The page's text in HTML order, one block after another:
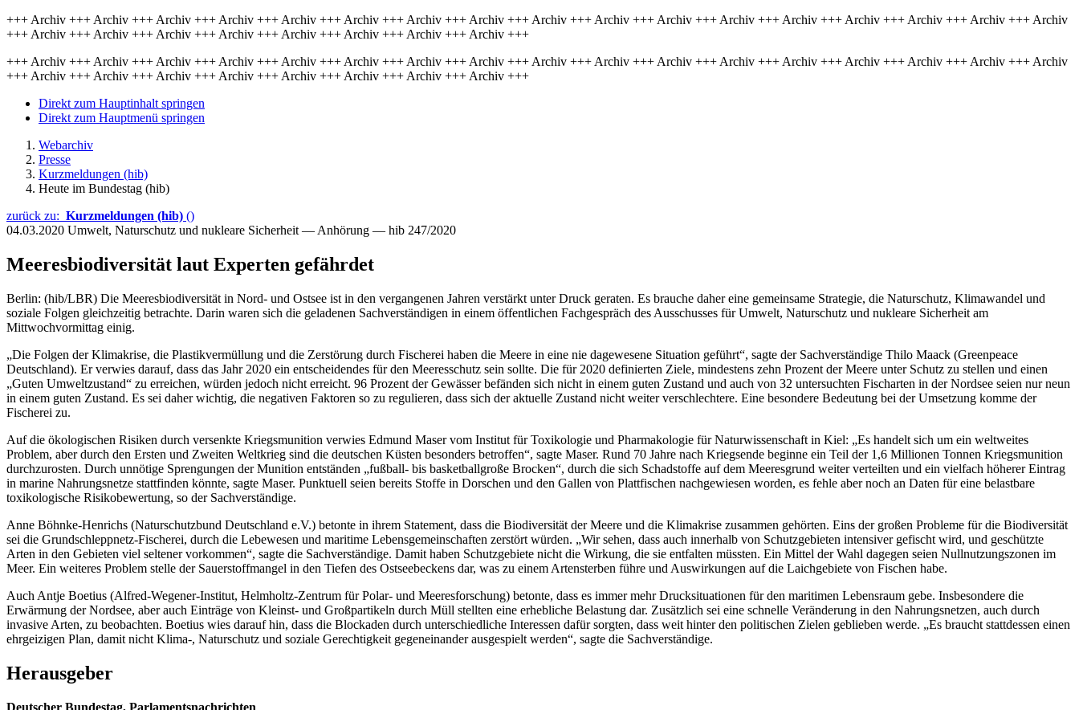
+++ Archiv +++ Archiv +++ Archiv +++ Archiv +++ Archiv +++ Archiv +++ Archiv +++ Archiv +++ Archiv +++ Archiv +++ Archiv +++ Archiv +++ Archiv +++ Archiv +++ Archiv +++ Archiv +++ Archiv
+++ Archiv +++ Archiv +++ Archiv +++ Archiv +++ Archiv +++ Archiv +++ Archiv +++ Archiv +++
+++ Archiv +++ Archiv +++ Archiv +++ Archiv +++ Archiv +++ Archiv +++ Archiv +++ Archiv +++ Archiv +++ Archiv +++ Archiv +++ Archiv +++ Archiv +++ Archiv +++ Archiv +++ Archiv +++ Archiv
+++ Archiv +++ Archiv +++ Archiv +++ Archiv +++ Archiv +++ Archiv +++ Archiv +++ Archiv +++
Direkt zum Hauptinhalt springen
Direkt zum Hauptmenü springen
Webarchiv
Presse
Kurzmeldungen (hib)
Heute im Bundestag (hib)
zurück zu: Kurzmeldungen (hib) ()
04.03.2020 Umwelt, Naturschutz und nukleare Sicherheit — Anhörung — hib 247/2020
Meeresbiodiversität laut Experten gefährdet
Berlin: (hib/LBR) Die Meeresbiodiversität in Nord- und Ostsee ist in den vergangenen Jahren verstärkt unter Druck geraten. Es brauche daher eine gemeinsame Strategie, die Naturschutz, Klimawandel und
soziale Folgen gleichzeitig betrachte. Darin waren sich die geladenen Sachverständigen in einem öffentlichen Fachgespräch des Ausschusses für Umwelt, Naturschutz und nukleare Sicherheit am
Mittwochvormittag einig.
„Die Folgen der Klimakrise, die Plastikvermüllung und die Zerstörung durch Fischerei haben die Meere in eine nie dagewesene Situation geführt“, sagte der Sachverständige Thilo Maack (Greenpeace
Deutschland). Er verwies darauf, dass das Jahr 2020 ein entscheidendes für den Meeresschutz sein sollte. Die für 2020 definierten Ziele, mindestens zehn Prozent der Meere unter Schutz zu stellen und einen
„Guten Umweltzustand“ zu erreichen, würden jedoch nicht erreicht. 96 Prozent der Gewässer befänden sich nicht in einem guten Zustand und auch von 32 untersuchten Fischarten in der Nordsee seien nur neun
in einem guten Zustand. Es sei daher wichtig, die negativen Faktoren so zu regulieren, dass sich der aktuelle Zustand nicht weiter verschlechtere. Eine besondere Bedeutung bei der Umsetzung komme der
Fischerei zu.
Auf die ökologischen Risiken durch versenkte Kriegsmunition verwies Edmund Maser vom Institut für Toxikologie und Pharmakologie für Naturwissenschaft in Kiel: „Es handelt sich um ein weltweites
Problem, aber durch den Ersten und Zweiten Weltkrieg sind die deutschen Küsten besonders betroffen“, sagte Maser. Rund 70 Jahre nach Kriegsende beginne ein Teil der 1,6 Millionen Tonnen Kriegsmunition
durchzurosten. Durch unnötige Sprengungen der Munition entständen „fußball- bis basketballgroße Brocken“, durch die sich Schadstoffe auf dem Meeresgrund weiter verteilten und ein vielfach höherer Eintrag
in marine Nahrungsnetze stattfinden könnte, sagte Maser. Punktuell seien bereits Stoffe in Dorschen und den Gallen von Plattfischen nachgewiesen worden, es fehle aber noch an Daten für eine belastbare
toxikologische Risikobewertung, so der Sachverständige.
Anne Böhnke-Henrichs (Naturschutzbund Deutschland e.V.) betonte in ihrem Statement, dass die Biodiversität der Meere und die Klimakrise zusammen gehörten. Eins der großen Probleme für die Biodiversität
sei die Grundschleppnetz-Fischerei, durch die Lebewesen und maritime Lebensgemeinschaften zerstört würden. „Wir sehen, dass auch innerhalb von Schutzgebieten intensiver gefischt wird, und geschützte
Arten in den Gebieten viel seltener vorkommen“, sagte die Sachverständige. Damit haben Schutzgebiete nicht die Wirkung, die sie entfalten müssten. Ein Mittel der Wahl dagegen seien Nullnutzungszonen im
Meer. Ein weiteres Problem stelle der Sauerstoffmangel in den Tiefen des Ostseebeckens dar, was zu einem Artensterben führe und Auswirkungen auf die Laichgebiete von Fischen habe.
Auch Antje Boetius (Alfred-Wegener-Institut, Helmholtz-Zentrum für Polar- und Meeresforschung) betonte, dass es immer mehr Drucksituationen für den maritimen Lebensraum gebe. Insbesondere die
Erwärmung der Nordsee, aber auch Einträge von Kleinst- und Großpartikeln durch Müll stellten eine erhebliche Belastung dar. Zusätzlich sei eine schnelle Veränderung in den Nahrungsnetzen, auch durch
invasive Arten, zu beobachten. Boetius wies darauf hin, dass die Blockaden durch unterschiedliche Interessen dafür sorgten, dass weit hinter den politischen Zielen geblieben werde. „Es braucht stattdessen einen
ehrgeizigen Plan, damit nicht Klima-, Naturschutz und soziale Gerechtigkeit gegeneinander ausgespielt werden“, sagte die Sachverständige.
Herausgeber
Deutscher Bundestag, Parlamentsnachrichten